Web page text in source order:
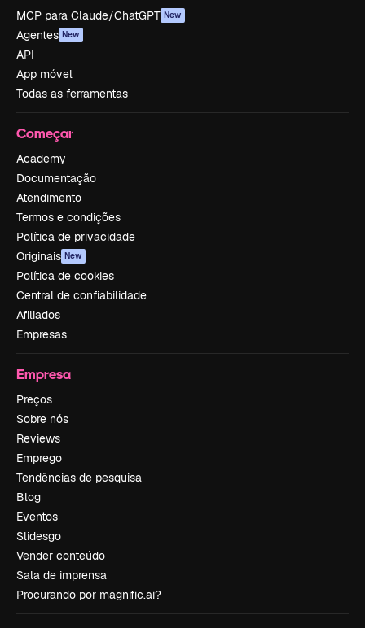
MCP para Claude/ChatGPT New
Agentes New
API
App móvel
Todas as ferramentas
Começar
Academy
Documentação
Atendimento
Termos e condições
Política de privacidade
Originais New
Política de cookies
Central de confiabilidade
Afiliados
Empresas
Empresa
Preços
Sobre nós
Reviews
Emprego
Tendências de pesquisa
Blog
Eventos
Slidesgo
Vender conteúdo
Sala de imprensa
Procurando por magnific.ai?